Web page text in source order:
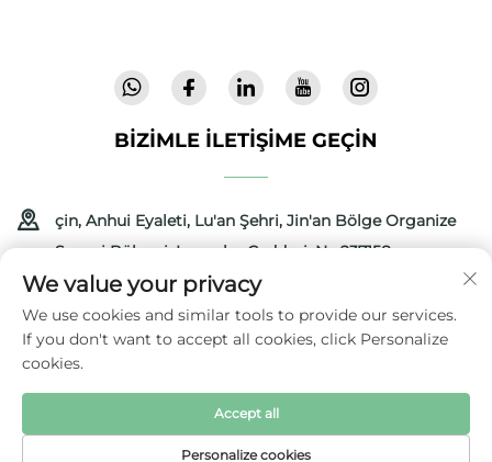
BIZIMLE İLETIŞIME GEÇIN
çin, Anhui Eyaleti, Lu'an Şehri, Jin'an Bölge Organize
Sanayi Bölgesi, Longshu Caddesi, No:237158
+86-13516489604
[email protected]
Telif Hakkı © 2025 Anhui Coolbaby Bilim ve Teknoloji Geliştirme
Şirketi Gizlilik Politikası
We value your privacy
We use cookies and similar tools to provide our services.
If you don't want to accept all cookies, click Personalize
cookies.
Personalize cookies
Accept all